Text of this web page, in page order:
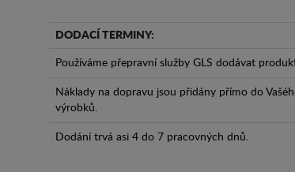
DODACÍ TERMINY:
Používáme přepravní služby GLS dodávat
Náklady na dopravu jsou přidány přímo do
výrobků.
Dodání trvá asi 4 do 7 pracovných dnů.